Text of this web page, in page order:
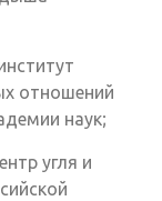
отношений
наук;
угля и